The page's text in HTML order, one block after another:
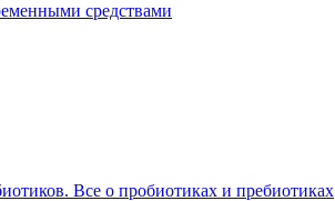
средствами
Все о пробиотиках и пребиотиках